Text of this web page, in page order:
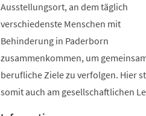
Ausstellungsort, an dem täglich
verschiedenste Menschen mit
Behinderung in Paderborn
zusammenkommen, um
berufliche Ziele zu verfolgen. Hier
somit auch am gesellschaftlichen